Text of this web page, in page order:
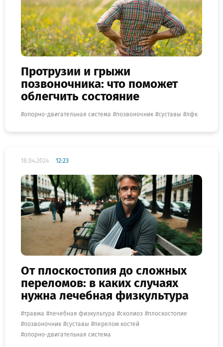
Протрузии и грыжи
позвоночника: что поможет
облегчить состояние
опорно-двигательная система позвоночник суставы лфк
18.04.2024 12:23
От плоскостопия до сложных
переломов: в каких случаях
нужна лечебная физкультура
травма лечебная физкультура сколиоз
плоскостопие
позвоночник
суставы
перелом костей
опорно-двигательная система